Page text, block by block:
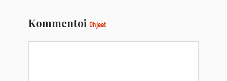
Kommentoi Ohjeet